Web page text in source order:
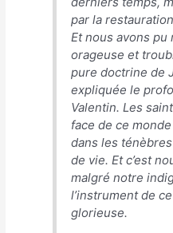
par la
Et nous avons
orageuse et
pure doctrine de
expliquée le
Valentin. Les
face de ce
dans les
de vie. Et c’est
malgré notre
l’instrument de
glorieuse.